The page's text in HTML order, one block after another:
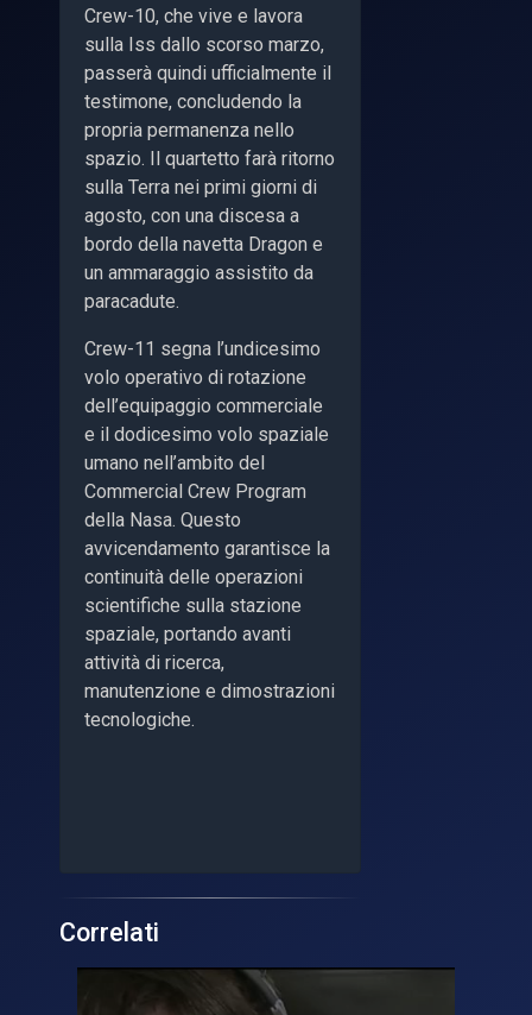
Crew-10, che vive e lavora
sulla Iss dallo scorso marzo,
passerà quindi ufficialmente il
testimone, concludendo la
propria permanenza nello
spazio. Il quartetto farà ritorno
sulla Terra nei primi giorni di
agosto, con una discesa a
bordo della navetta Dragon e
un ammaraggio assistito da
paracadute.
Crew-11 segna l’undicesimo
volo operativo di rotazione
dell’equipaggio commerciale
e il dodicesimo volo spaziale
umano nell’ambito del
Commercial Crew Program
della Nasa. Questo
avvicendamento garantisce la
continuità delle operazioni
scientifiche sulla stazione
spaziale, portando avanti
attività di ricerca,
manutenzione e dimostrazioni
tecnologiche.
Correlati